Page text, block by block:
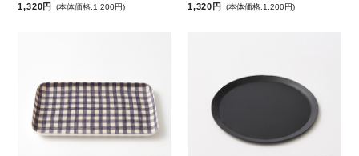
1,320円 (本体価格:1,200円) 1,320円 (本体価格:1,200円)